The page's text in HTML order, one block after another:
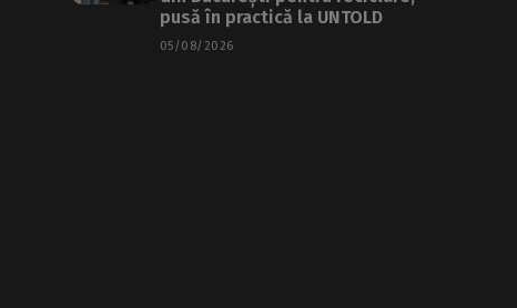
pusă în practică la UNTOLD
05/08/2026